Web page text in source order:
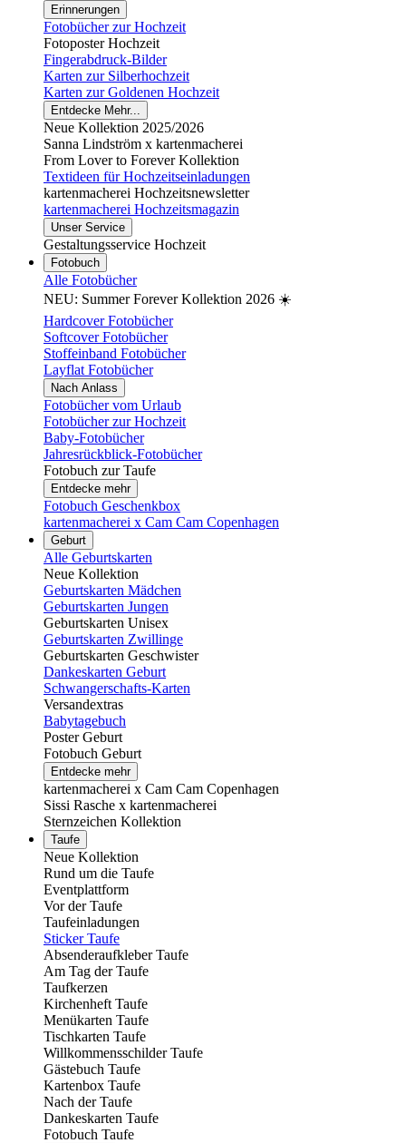
Erinnerungen
Fotobücher zur Hochzeit
Fotoposter Hochzeit
Fingerabdruck-Bilder
Karten zur Silberhochzeit
Karten zur Goldenen Hochzeit
Entdecke Mehr...
Neue Kollektion 2025/2026
Sanna Lindström x kartenmacherei
From Lover to Forever Kollektion
Textideen für Hochzeitseinladungen
kartenmacherei Hochzeitsnewsletter
kartenmacherei Hochzeitsmagazin
Unser Service
Gestaltungsservice Hochzeit
Fotobuch
Alle Fotobücher
NEU: Summer Forever Kollektion 2026 ☀️
Hardcover Fotobücher
Softcover Fotobücher
Stoffeinband Fotobücher
Layflat Fotobücher
Nach Anlass
Fotobücher vom Urlaub
Fotobücher zur Hochzeit
Baby-Fotobücher
Jahresrückblick-Fotobücher
Fotobuch zur Taufe
Entdecke mehr
Fotobuch Geschenkbox
kartenmacherei x Cam Cam Copenhagen
Geburt
Alle Geburtskarten
Neue Kollektion
Geburtskarten Mädchen
Geburtskarten Jungen
Geburtskarten Unisex
Geburtskarten Zwillinge
Geburtskarten Geschwister
Dankeskarten Geburt
Schwangerschafts-Karten
Versandextras
Babytagebuch
Poster Geburt
Fotobuch Geburt
Entdecke mehr
kartenmacherei x Cam Cam Copenhagen
Sissi Rasche x kartenmacherei
Sternzeichen Kollektion
Taufe
Neue Kollektion
Rund um die Taufe
Eventplattform
Vor der Taufe
Taufeinladungen
Sticker Taufe
Absenderaufkleber Taufe
Am Tag der Taufe
Taufkerzen
Kirchenheft Taufe
Menükarten Taufe
Tischkarten Taufe
Willkommensschilder Taufe
Gästebuch Taufe
Kartenbox Taufe
Nach der Taufe
Dankeskarten Taufe
Fotobuch Taufe